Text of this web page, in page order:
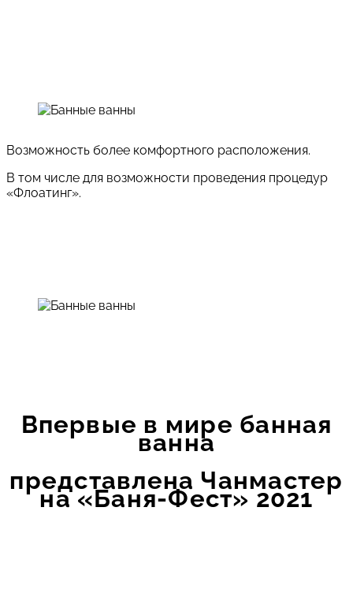
Возможность более комфортного расположения.
В том числе для возможности проведения процедур
«Флоатинг».
Впервые в мире банная
ванна
представлена Чанмастер
на «Баня-Фест» 2021